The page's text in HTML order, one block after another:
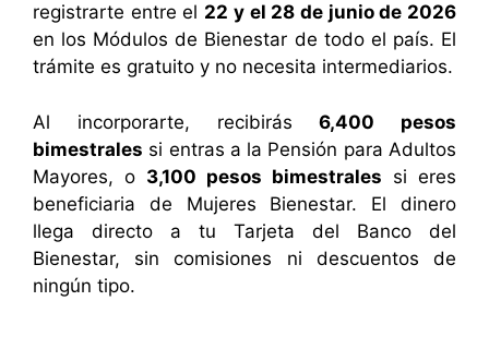
registrarte entre el 22 y el 28 de junio de 2026
en los Módulos de Bienestar de todo el país. El
trámite es gratuito y no necesita intermediarios.
Al incorporarte, recibirás6,400 pesos
bimestrales si entras a la Pensión para Adultos
Mayores, o 3,100 pesos bimestrales si eres
beneficiaria de Mujeres Bienestar. El dinero
llega directo a tu Tarjeta del Banco del
Bienestar, sin comisiones ni descuentos de
ningún tipo.